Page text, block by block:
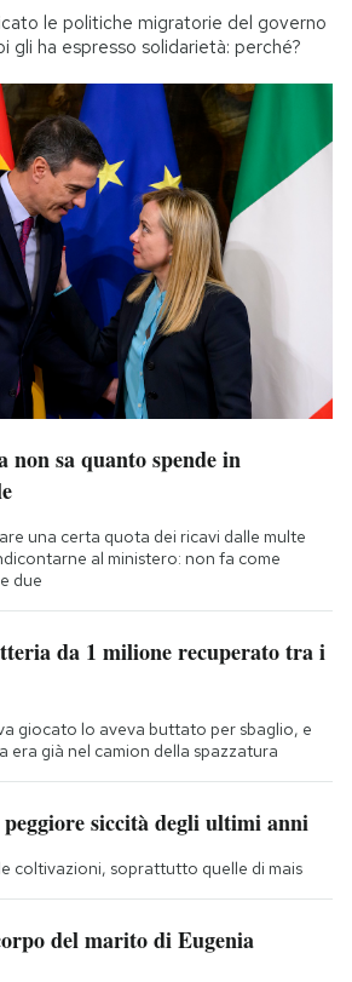
le politiche migratorie del governo
gli ha espresso solidarietà: perché?
non sa quanto spende in
una certa quota dei ricavi dalle multe
al ministero: non fa come
due
da 1 milione recuperato tra i
giocato lo aveva buttato per sbaglio, e
era già nel camion della spazzatura
peggiore siccità degli ultimi anni
coltivazioni, soprattutto quelle di mais
del marito di Eugenia